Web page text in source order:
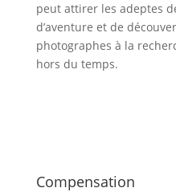
peut attirer les adeptes
d’aventure et de
photographes à la
hors du temps.
Compensation